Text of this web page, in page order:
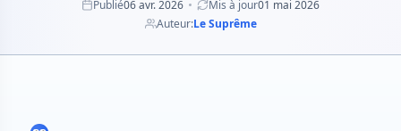
Publié06 avr. 2026 Mis à jour01 mai 2026
Auteur:Le Suprême